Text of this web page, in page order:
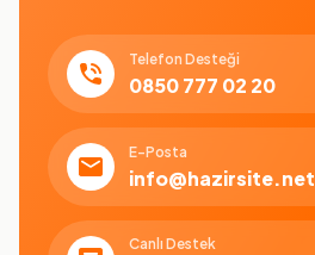
Telefon Desteği
0850 777 02 20
E-Posta
info@hazirsite.net
Canlı Destek